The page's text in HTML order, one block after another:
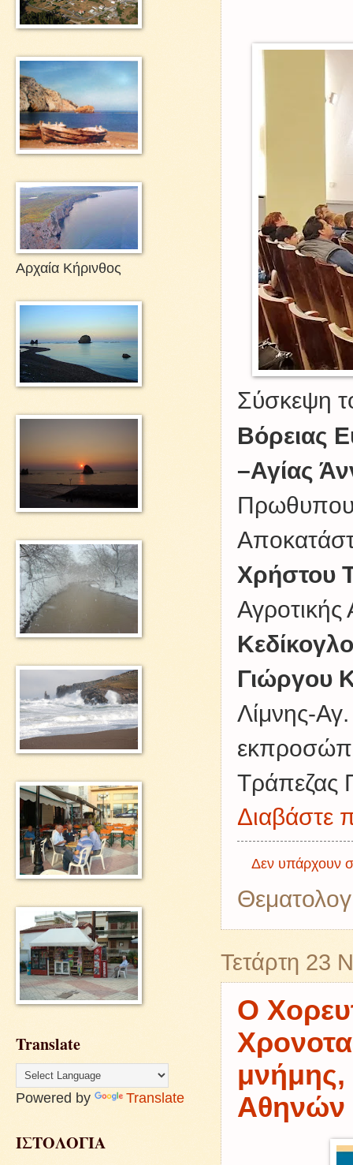
Σύσκεψη
Βόρειας
–Αγίας
Χρήστου
Γιώργου
Λίμνης-
Τράπεζας
Διαβάστε
Δεν υπάρχουν
Τετάρτη 23
Ο
μνήμης,
Αθηνών
Αρχαία Κήρινθος
Translate
Powered by Translate
ΙΣΤΟΛΟΓΙΑ